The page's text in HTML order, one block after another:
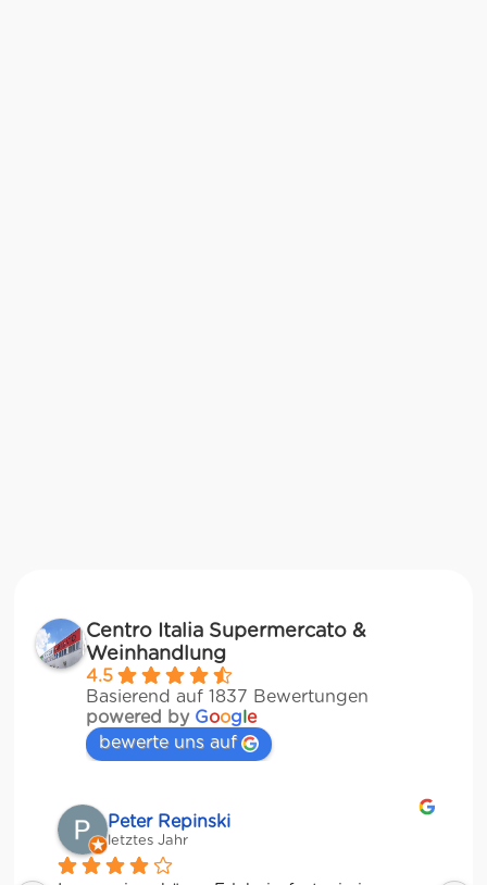
Centro Italia Supermercato &
Weinhandlung
4.5
Basierend auf 1837 Bewertungen
powered by Google
bewerte uns auf
Matze
letztes Jahr